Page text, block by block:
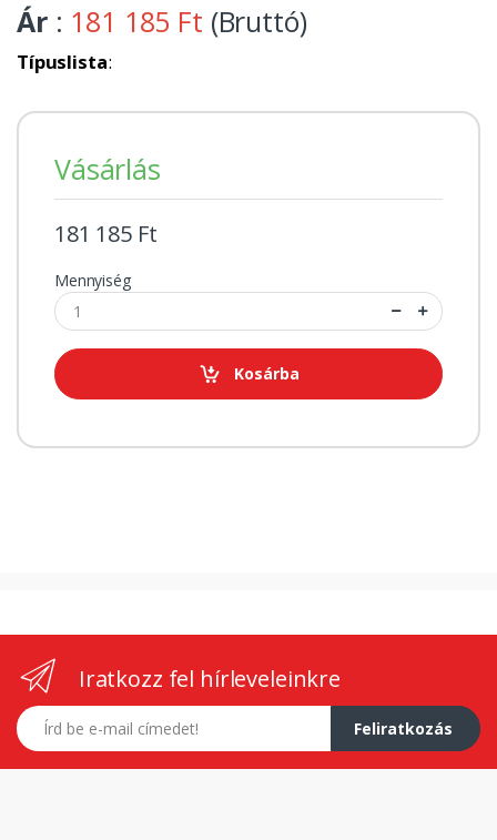
Ár : 181 185 Ft (Bruttó)
Típuslista:
Vásárlás
181 185 Ft
Mennyiség
Kosárba
Iratkozz fel hírleveleinkre
E-mail címed
Feliratkozás